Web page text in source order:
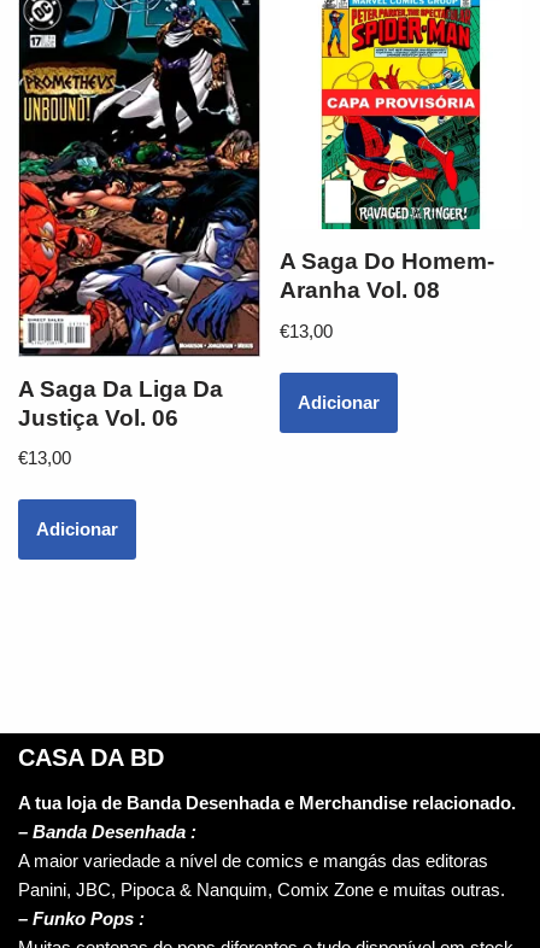
A Saga Da Liga Da
Justiça Vol. 06
€13,00
Adicionar
A Saga Do Homem-
Aranha Vol. 08
€13,00
Adicionar
CASA DA BD
A tua loja de Banda Desenhada e Merchandise relacionado.
– Banda Desenhada :
A maior variedade a nível de comics e mangás das editoras
Panini, JBC, Pipoca & Nanquim, Comix Zone e muitas outras.
– Funko Pops :